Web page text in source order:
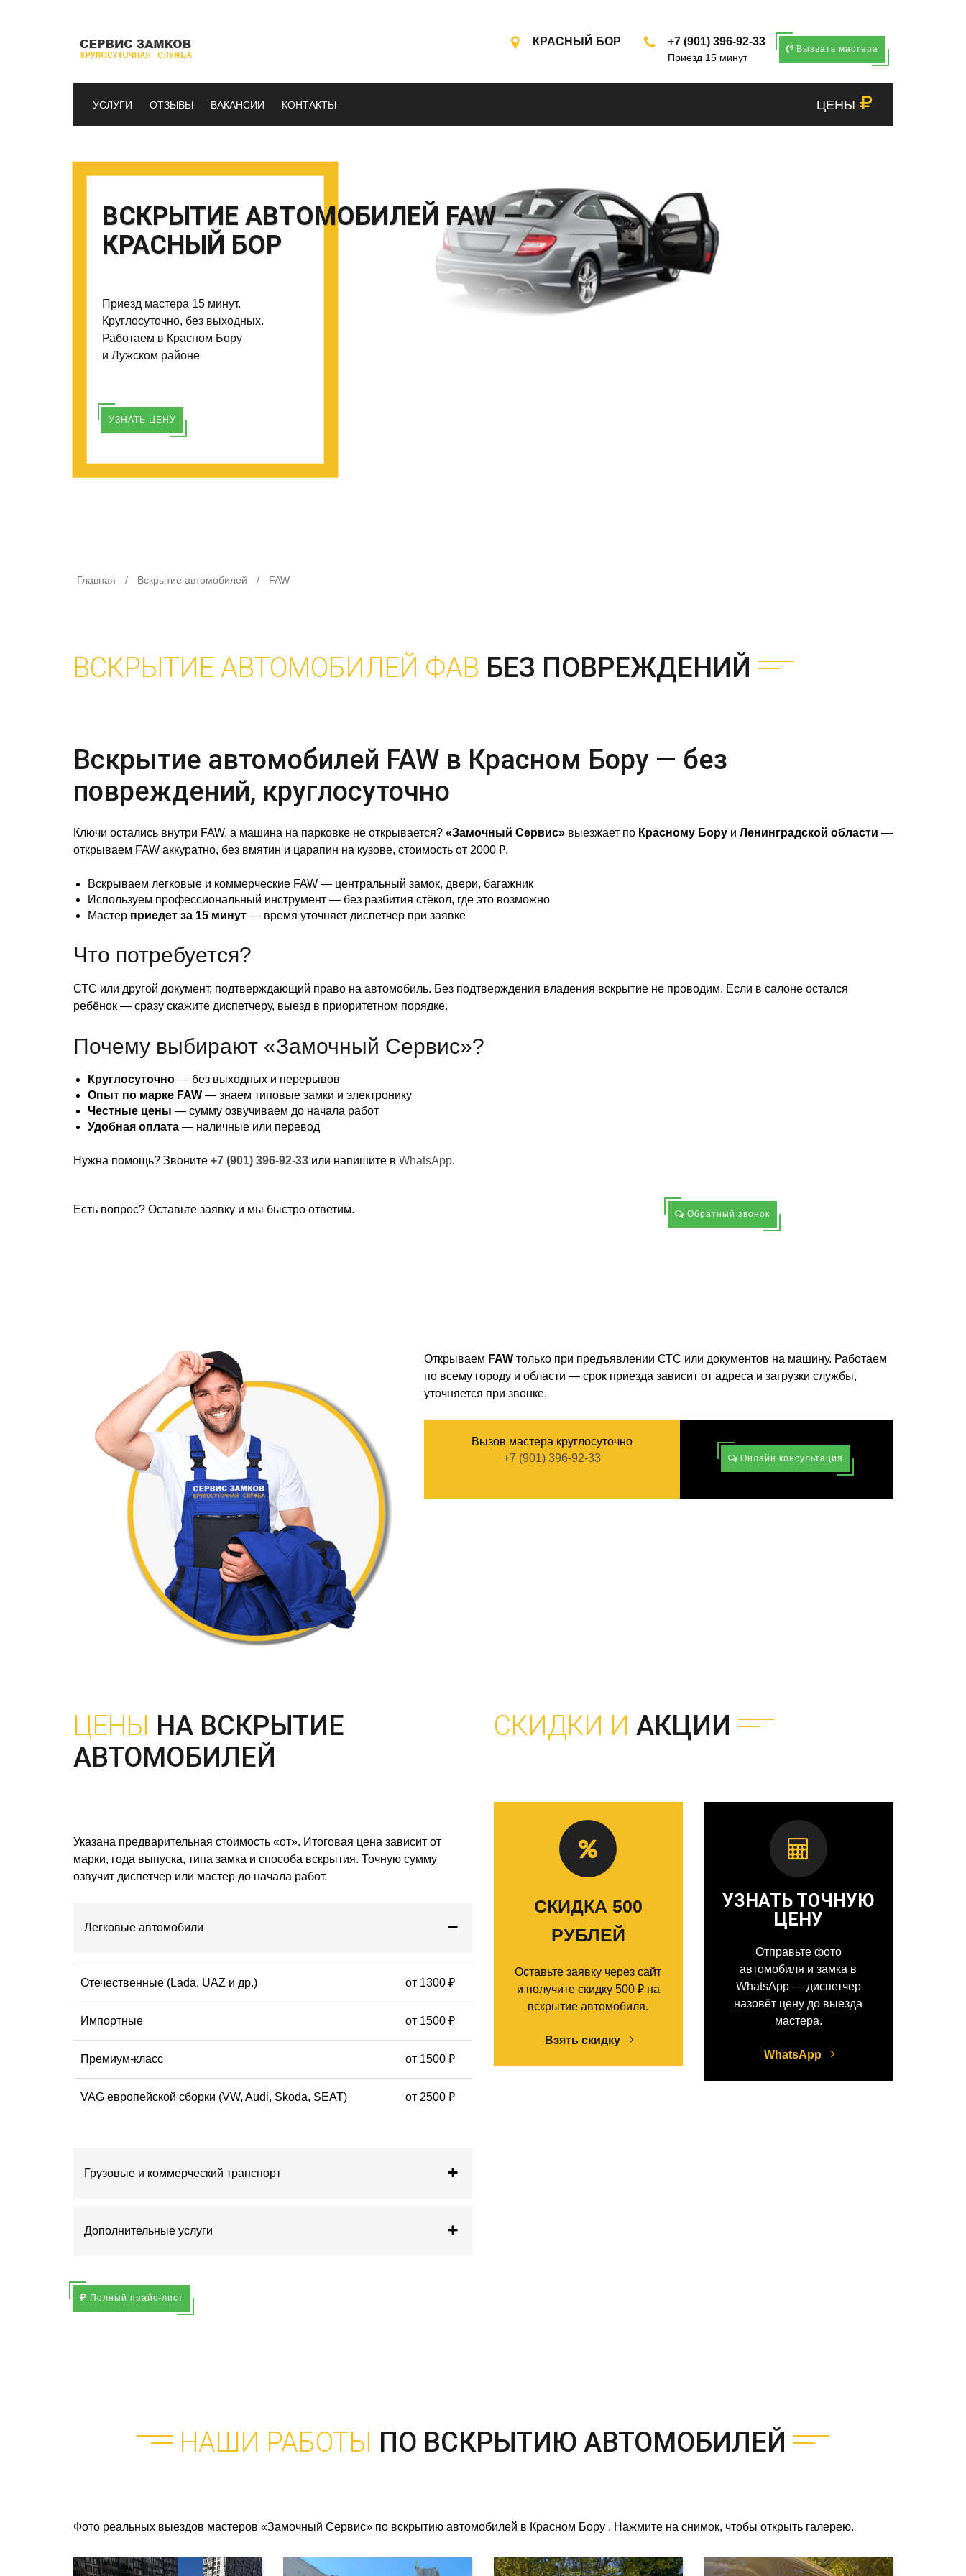
КРАСНЫЙ БОР +7 (901) 396-92-33
Приезд 15 минут
Вызвать мастера
ЦЕНЫ
УСЛУГИ ОТЗЫВЫ ВАКАНСИИ КОНТАКТЫ
ВСКРЫТИЕ АВТОМОБИЛЕЙ FAW —
КРАСНЫЙ БОР
Приезд мастера 15 минут.
Круглосуточно, без выходных.
Работаем в Красном Бору
и Лужском районе
УЗНАТЬ ЦЕНУ
Главная / Вскрытие автомобилей / FAW
ВСКРЫТИЕ АВТОМОБИЛЕЙ ФАВ БЕЗ ПОВРЕЖДЕНИЙ
Вскрытие автомобилей FAW в Красном Бору — без
повреждений, круглосуточно
Ключи остались внутри FAW, а машина на парковке не открывается? «Замочный Сервис» выезжает по Красному Бору и Ленинградской области —
открываем FAW аккуратно, без вмятин и царапин на кузове, стоимость от 2000 ₽.
Вскрываем легковые и коммерческие FAW — центральный замок, двери, багажник
Используем профессиональный инструмент — без разбития стёкол, где это возможно
Мастер приедет за 15 минут — время уточняет диспетчер при заявке
Что потребуется?
СТС или другой документ, подтверждающий право на автомобиль. Без подтверждения владения вскрытие не проводим. Если в салоне остался
ребёнок — сразу скажите диспетчеру, выезд в приоритетном порядке.
Почему выбирают «Замочный Сервис»?
Круглосуточно — без выходных и перерывов
Опыт по марке FAW — знаем типовые замки и электронику
Честные цены — сумму озвучиваем до начала работ
Удобная оплата — наличные или перевод
Нужна помощь? Звоните +7 (901) 396-92-33 или напишите в WhatsApp.
Есть вопрос? Оставьте заявку и мы быстро ответим. Обратный звонок
Открываем FAWтолько при предъявлении СТС или документов на машину. Работаем
по всему городу и области — срок приезда зависит от адреса и загрузки службы,
уточняется при звонке.
Вызов мастера круглосуточно
+7 (901) 396-92-33
Онлайн консультация
ЦЕНЫ НА ВСКРЫТИЕ
АВТОМОБИЛЕЙ
Указана предварительная стоимость «от». Итоговая цена зависит от
марки, года выпуска, типа замка и способа вскрытия. Точную сумму
озвучит диспетчер или мастер до начала работ.
Легковые автомобили
Отечественные (Lada, UAZ и др.) от 1300 ₽
Импортные от 1500 ₽
Премиум-класс от 1500 ₽
VAG европейской сборки (VW, Audi, Skoda, SEAT) от 2500 ₽
Грузовые и коммерческий транспорт
Дополнительные услуги
Полный прайс-лист
СКИДКИ И АКЦИИ
СКИДКА 500
РУБЛЕЙ
Оставьте заявку через сайт
и получите скидку 500 ₽ на
вскрытие автомобиля.
Взять скидку
УЗНАТЬ ТОЧНУЮ
ЦЕНУ
Отправьте фото
автомобиля и замка в
WhatsApp — диспетчер
назовёт цену до выезда
мастера.
WhatsApp
НАШИ РАБОТЫ ПО ВСКРЫТИЮ АВТОМОБИЛЕЙ
Фото реальных выездов мастеров «Замочный Сервис» по вскрытию автомобилей в Красном Бору . Нажмите на снимок, чтобы открыть галерею.